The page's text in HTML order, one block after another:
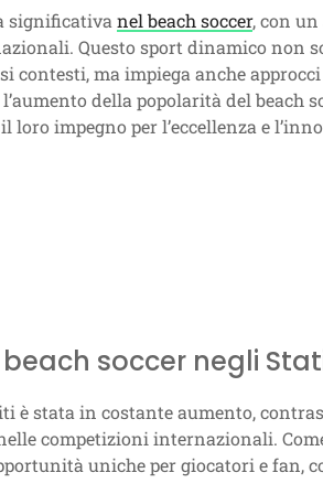
significativanel beach soccer, con
Questo sport dinamico non
ma impiega anche
della popolarità del beach
impegno per l’eccellenza e
soccer negli
è stata in costante aumento,
competizioni internazionali.
uniche per giocatori e fan,